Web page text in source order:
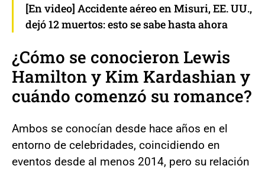
[En video] Accidente aéreo en Misuri, EE. UU.,
dejó 12 muertos: esto se sabe hasta ahora
¿Cómo se conocieron Lewis
Hamilton y Kim Kardashian y
cuándo comenzó su romance?
Ambos se conocían desde hace años en el
entorno de celebridades, coincidiendo en
eventos desde al menos 2014, pero su relación